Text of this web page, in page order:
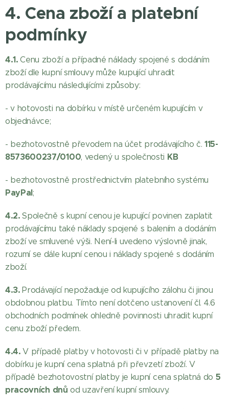
4. Cena zboží a platební
podmínky
4.1.Cenu zboží a případné náklady spojené s dodáním
zboží dle kupní smlouvy může kupující uhradit
prodávajícímu následujícími způsoby:
- v hotovosti na dobírku v místě určeném kupujícím v
objednávce;
- bezhotovostně převodem na účet prodávajícího č. 115-
8573600237/0100, vedený u společnosti KB
- bezhotovostně prostřednictvím platebního systému
PayPal;
4.2.Společně s kupní cenou je kupující povinen zaplatit
prodávajícímu také náklady spojené s balením a dodáním
zboží ve smluvené výši. Není-li uvedeno výslovně jinak,
rozumí se dále kupní cenou i náklady spojené s dodáním
zboží.
4.3.Prodávající nepožaduje od kupujícího zálohu či jinou
obdobnou platbu. Tímto není dotčeno ustanovení čl. 4.6
obchodních podmínek ohledně povinnosti uhradit kupní
cenu zboží předem.
4.4.V případě platby v hotovosti či v případě platby na
dobírku je kupní cena splatná při převzetí zboží. V
případě bezhotovostní platby je kupní cena splatná do 5
pracovních dnů od uzavření kupní smlouvy.